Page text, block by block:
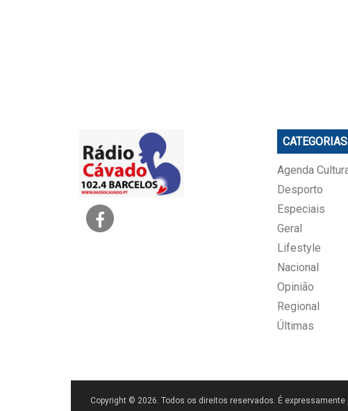
CATEGORIAS
Agenda
Desporto
Especiais
Geral
Lifestyle
Nacional
Opinião
Regional
Últimas
Copyright © 2026. Todos os direitos reservados. É